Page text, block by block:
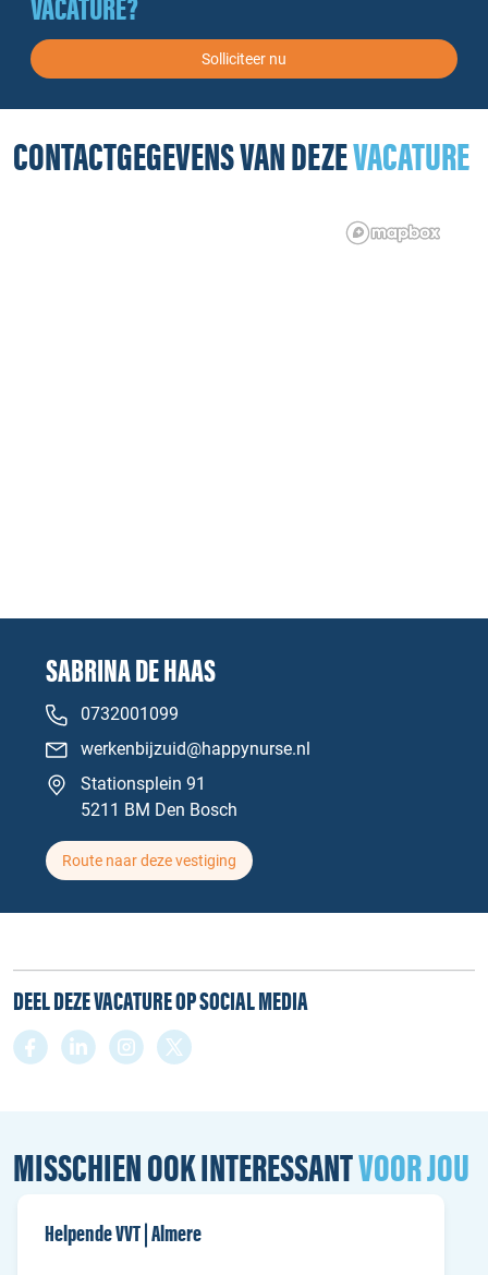
VACATURE?
Solliciteer nu
CONTACTGEGEVENS VAN DEZEVACATURE
SABRINA DE HAAS
0732001099
werkenbijzuid@happynurse.nl
Stationsplein 91
5211 BM Den Bosch
Route naar deze vestiging
DEEL DEZE VACATURE OP SOCIAL MEDIA
MISSCHIEN OOK INTERESSANTVOOR JOU
Helpende VVT | Almere